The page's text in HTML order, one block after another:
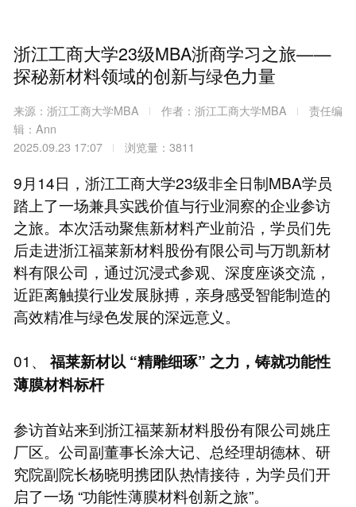
浙江工商大学23级MBA浙商学习之旅——
探秘新材料领域的创新与绿色力量
来源：浙江工商大学MBA 作者：浙江工商大学MBA
责任编
辑：Ann
2025.09.23 17:07
浏览量：3811
9月14日，浙江工商大学23级非全日制MBA学员
踏上了一场兼具实践价值与行业洞察的企业参访
之旅。本次活动聚焦新材料产业前沿，学员们先
后走进浙江福莱新材料股份有限公司与万凯新材
料有限公司，通过沉浸式参观、深度座谈交流，
近距离触摸行业发展脉搏，亲身感受智能制造的
高效精准与绿色发展的深远意义。
01、福莱新材以 “精雕细琢” 之力，铸就功能性
薄膜材料标杆
参访首站来到浙江福莱新材料股份有限公司姚庄
厂区。公司副董事长涂大记、总经理胡德林、研
究院副院长杨晓明携团队热情接待，为学员们开
启了一场 “功能性薄膜材料创新之旅”。